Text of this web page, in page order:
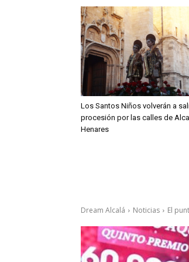
Los Santos Niños volverán a
procesión por las calles de
Henares